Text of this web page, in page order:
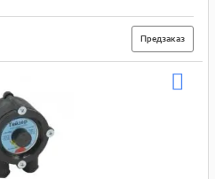
Предзаказ